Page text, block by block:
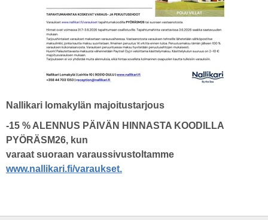
Nallikari lomakylän majoitustarjous
-15 % ALENNUS PÄIVÄN HINNASTA KOODILLA
PYÖRÄSM26, kun
varaat suoraan varaussivustoltamme
www.nallikari.fi/varaukset.